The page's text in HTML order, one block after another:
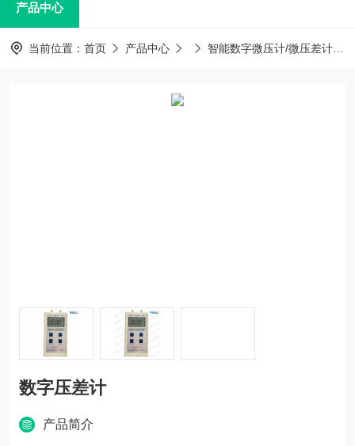
产品中心
当前位置： 首页 产品中心 智能数字微压计/微压差计
数字压差计
产品简介